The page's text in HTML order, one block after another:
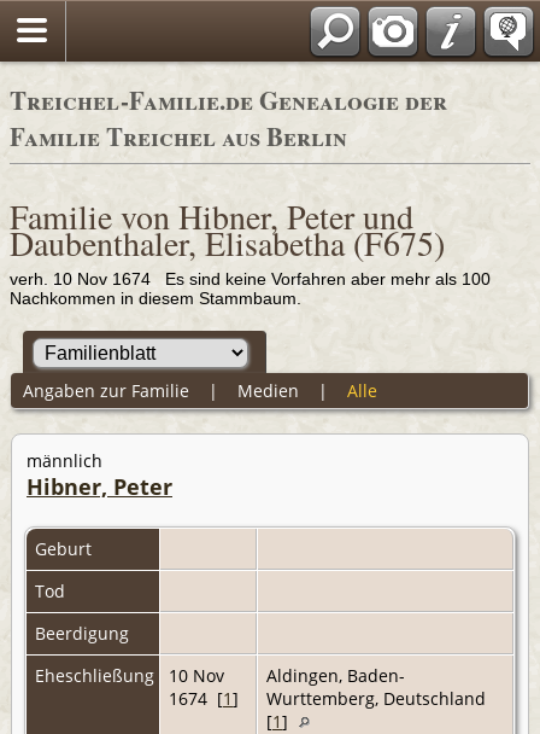
Adressbücher
Treichel-Familie.de Genealogie der
Familie Treichel aus Berlin
Familie von Hibner, Peter und
Daubenthaler, Elisabetha (F675)
verh. 10 Nov 1674 Es sind keine Vorfahren aber mehr als 100
Nachkommen in diesem Stammbaum.
Angaben zur Familie | Medien | Alle
männlich
Hibner, Peter
Geburt
Tod
Beerdigung
Eheschließung
10 Nov
1674 [1]
Aldingen, Baden-
Wurttemberg, Deutschland
[1]